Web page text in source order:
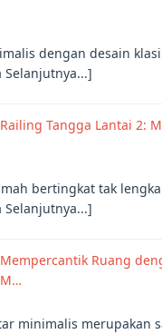
dengan desain
Selanjutnya...]
Railing Tangga Lantai 2:
bertingkat tak
Selanjutnya...]
Mempercantik Ruang
M…
minimalis merupakan